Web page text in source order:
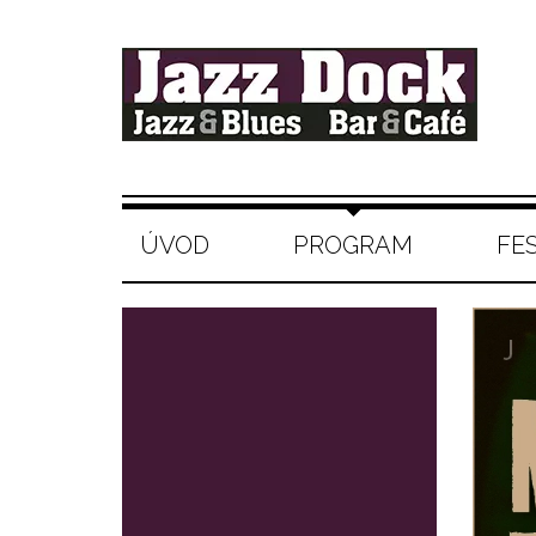
ÚVOD PROGRAM